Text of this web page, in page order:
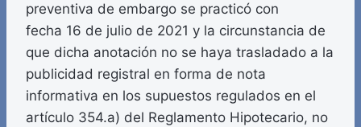
preventiva de embargo se practicó con
fecha 16 de julio de 2021 y la circunstancia de
que dicha anotación no se haya trasladado a la
publicidad registral en forma de nota
informativa en los supuestos regulados en el
artículo 354.a) del Reglamento Hipotecario, no